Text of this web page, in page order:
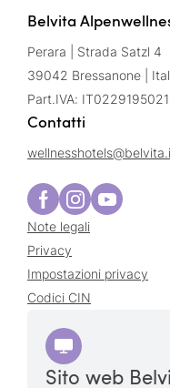
Belvita
Perara | Strada Satzl 4
39042 Bressanone |
Part.IVA:
Contatti
wellnesshotels@belvita.
Note legali
Privacy
Impostazioni privacy
Codici CIN
Sito web